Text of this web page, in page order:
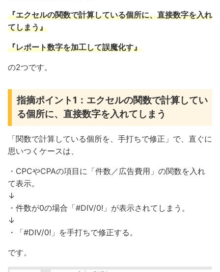
『エクセルの関数で計算している個所に、直接数字を入れ
てしまう』
『レポート数字を加工して誤魔化す』
の2つです。
指摘ポイント1：エクセルの関数で計算してい
る個所に、直接数字を入れてしまう
「関数で計算している個所を、手打ちで修正」で、直ぐに
思いつくケースは、
・CPCやCPAの項目に「件数／広告費用」の関数を入れ
て表示。
↓
・件数が0の場合「#DIV/0!」が表示されてしまう。
↓
・「#DIV/0!」を手打ちで修正する。
です。